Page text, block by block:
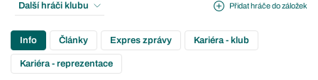
Přidat hráče do záložek
Další hráči klubu
Info Články Expres zprávy Kariéra - klub
Kariéra - reprezentace